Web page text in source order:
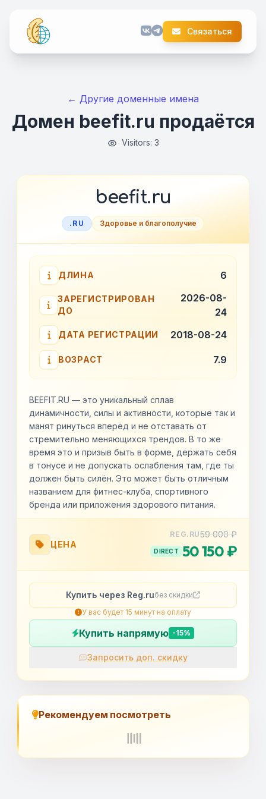
Связаться
← Другие доменные имена
Домен beefit.ru продаётся
Visitors: 3
beefit.ru
.RU Здоровье и благополучие
ДЛИНА 6
ЗАРЕГИСТРИРОВАН
ДО
2026-08-
24
ДАТА РЕГИСТРАЦИИ 2018-08-24
ВОЗРАСТ 7.9
BEEFIT.RU — это уникальный сплав
динамичности, силы и активности, которые так и
манят ринуться вперёд и не отставать от
стремительно меняющихся трендов. В то же
время это и призыв быть в форме, держать себя
в тонусе и не допускать ослабления там, где ты
должен быть силён. Это может быть отличным
названием для фитнес-клуба, спортивного
бренда или приложения здорового питания.
ЦЕНА
REG.RU59 000 ₽
DIRECT 50 150 ₽
Купить через Reg.ruбез скидки
У вас будет 15 минут на оплату
Купить напрямую -15%
Запросить доп. скидку
Рекомендуем посмотреть